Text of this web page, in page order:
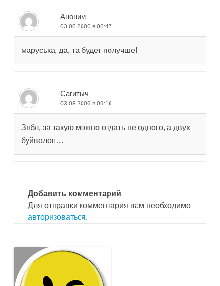
Аноним
03.08.2006 в 08:47
маруська, да, та будет получше!
Сагитыч
03.08.2006 в 09:16
Зябл, за такую можно отдать не одного, а двух
буйволов…
Добавить комментарий
Для отправки комментария вам необходимо
авторизоваться.